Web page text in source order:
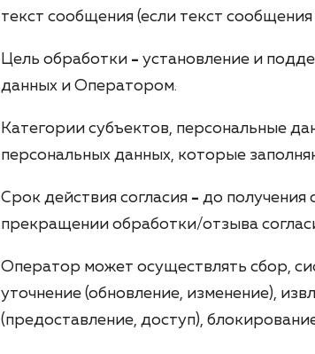
текст сообщения (если текст
Цель обработки - установление и
данных и Оператором.
Категории субъектов, персональные
персональных данных, которые
Срок действия согласия - до получения
прекращении обработки/отзыва
Оператор может осуществлять сбор,
уточнение (обновление, изменение),
(предоставление, доступ),